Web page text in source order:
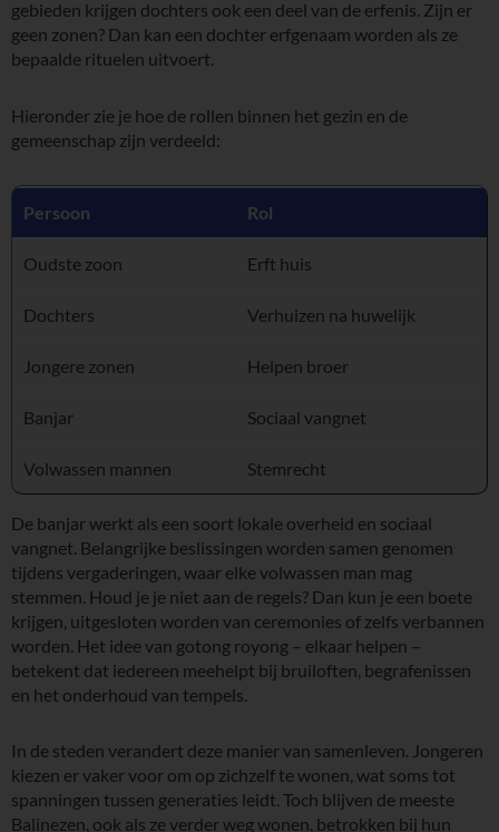
gebieden krijgen dochters ook een deel van de erfenis. Zijn er
geen zonen? Dan kan een dochter erfgenaam worden als ze
bepaalde rituelen uitvoert.
Hieronder zie je hoe de rollen binnen het gezin en de
gemeenschap zijn verdeeld:
Persoon Rol
Oudste zoon Erft huis
Dochters Verhuizen na huwelijk
Jongere zonen Helpen broer
Banjar Sociaal vangnet
Volwassen mannen Stemrecht
De banjar werkt als een soort lokale overheid en sociaal
vangnet. Belangrijke beslissingen worden samen genomen
tijdens vergaderingen, waar elke volwassen man mag
stemmen. Houd je je niet aan de regels? Dan kun je een boete
krijgen, uitgesloten worden van ceremonies of zelfs verbannen
worden. Het idee van gotong royong – elkaar helpen –
betekent dat iedereen meehelpt bij bruiloften, begrafenissen
en het onderhoud van tempels.
In de steden verandert deze manier van samenleven. Jongeren
kiezen er vaker voor om op zichzelf te wonen, wat soms tot
spanningen tussen generaties leidt. Toch blijven de meeste
Balinezen, ook als ze verder weg wonen, betrokken bij hun